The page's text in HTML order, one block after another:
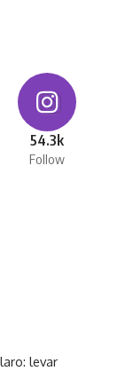
54.3k
Follow
levar